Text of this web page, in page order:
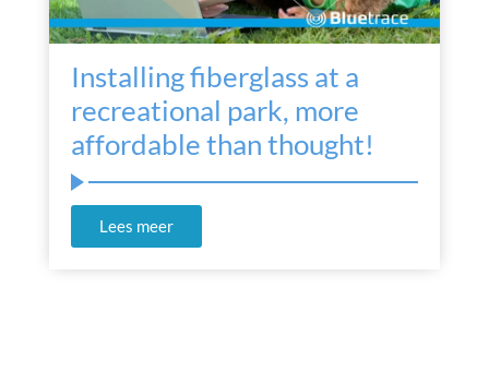
Installing fiberglass at a
recreational park, more
affordable than thought!
Lees meer